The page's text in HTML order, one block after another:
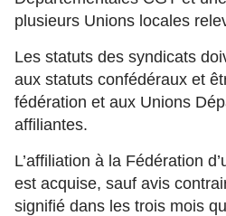
plusieurs Unions locales
Les statuts des syndicats
aux statuts confédéraux et
fédération et aux Unions
affiliantes.
L’affiliation à la Fédération
est acquise, sauf avis
signifié dans les trois mois